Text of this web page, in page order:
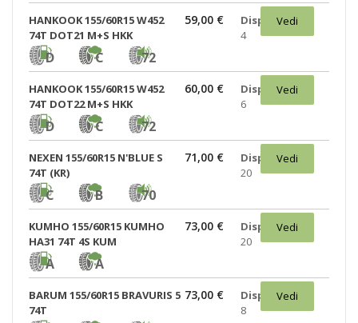
HANKOOK 155/60R15 W452
74T DOT21 M+S HKK
D C 72
59,00 €
Disponibili:
4
Vedi
HANKOOK 155/60R15 W452
74T DOT22 M+S HKK
D C 72
60,00 €
Disponibili:
6
Vedi
NEXEN 155/60R15 N'BLUE S
74T (KR)
C B 70
71,00 €
Disponibili:
20
Vedi
KUMHO 155/60R15 KUMHO
HA31 74T 4S KUM
A A
73,00 €
Disponibili:
20
Vedi
BARUM 155/60R15 BRAVURIS 5
74T
73,00 €
Disponibili:
8
Vedi